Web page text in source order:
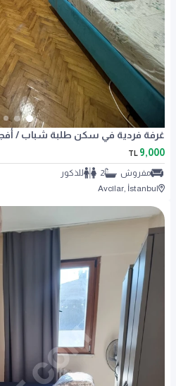
غرفة فردية في سكن طلبة شباب /
9,000
TL
مفروش 2
للذكور
Avcılar, İstanbul